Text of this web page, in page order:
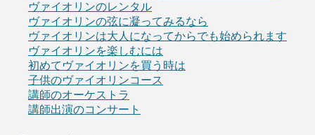
ヴァイオリンのレンタル
ヴァイオリンの弦に凝ってみるなら
ヴァイオリンは大人になってからでも始められます
ヴァイオリンを楽しむには
初めてヴァイオリンを買う時は
子供のヴァイオリンコース
講師のオーケストラ
講師出演のコンサート